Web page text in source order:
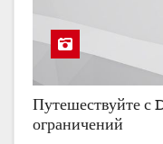
Путешествуйте с
ограничений